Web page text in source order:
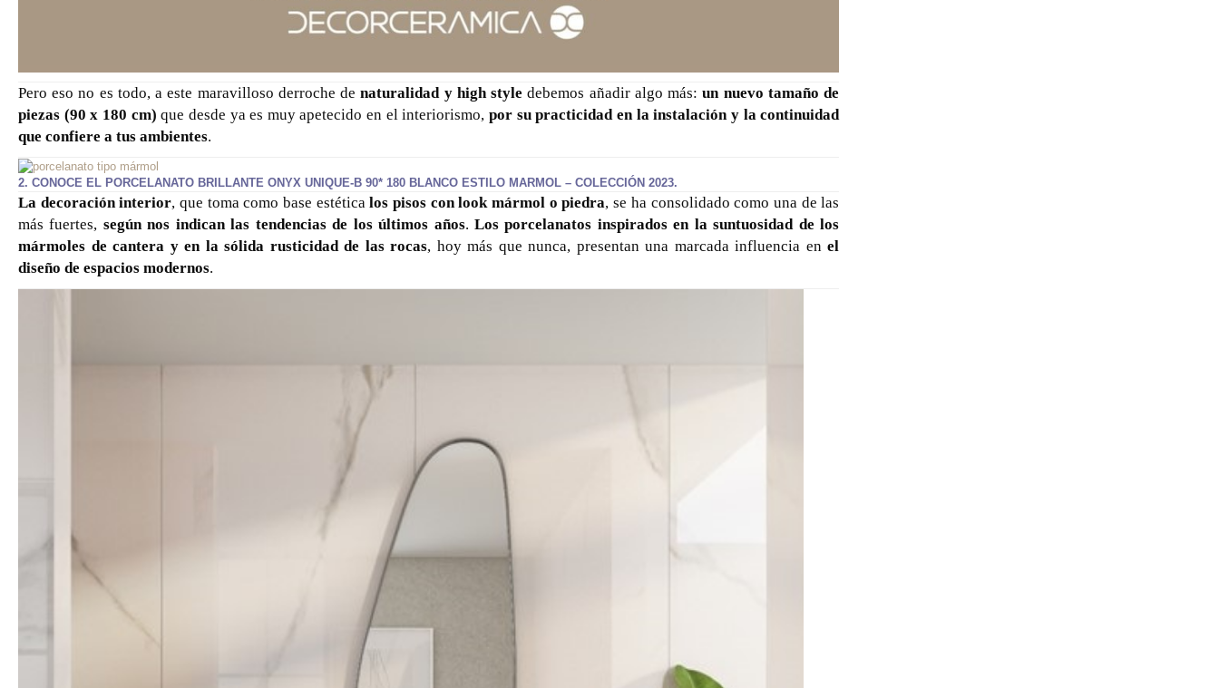
Pero eso no es todo, a este maravilloso derroche denaturalidad y high style debemos añadir algo más:un nuevo tamaño de
piezas (90 x 180 cm)que desde ya es muy apetecido en el interiorismo,por su practicidad en la instalación y la continuidad
que confiere a tus ambientes.
2. CONOCE EL PORCELANATO BRILLANTE ONYX UNIQUE-B 90* 180 BLANCO ESTILO MARMOL – COLECCIÓN 2023.
La decoración interior, que toma como base estéticalos pisos con look mármol o piedra, se ha consolidado como una de las
más fuertes, según nos indican las tendencias de los últimos años.Los porcelanatos inspirados en la suntuosidad de los
mármoles de cantera y en la sólida rusticidad de las rocas, hoy más que nunca, presentan una marcada influencia enel
diseño de espacios modernos.